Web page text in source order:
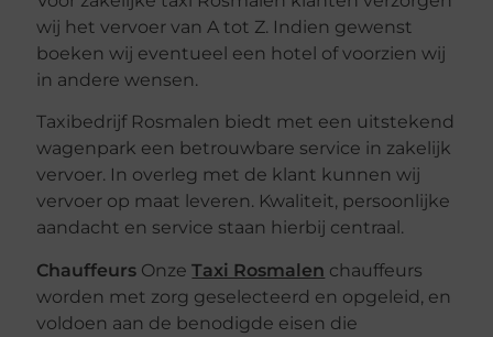
wij het vervoer van A tot Z. Indien gewenst
boeken wij eventueel een hotel of voorzien wij
in andere wensen.
Taxibedrijf Rosmalen biedt met een uitstekend
wagenpark een betrouwbare service in zakelijk
vervoer. In overleg met de klant kunnen wij
vervoer op maat leveren. Kwaliteit, persoonlijke
aandacht en service staan hierbij centraal.
Chauffeurs OnzeTaxi Rosmalen chauffeurs
worden met zorg geselecteerd en opgeleid, en
voldoen aan de benodigde eisen die